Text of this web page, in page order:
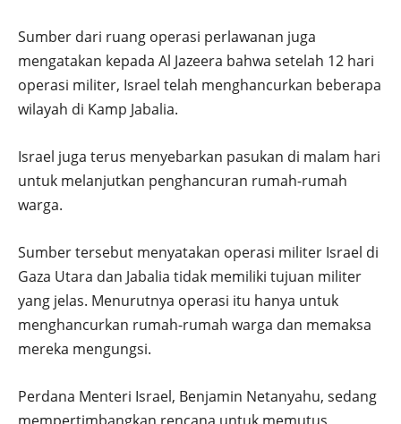
Sumber dari ruang operasi perlawanan juga
mengatakan kepada Al Jazeera bahwa setelah 12 hari
operasi militer, Israel telah menghancurkan beberapa
wilayah di Kamp Jabalia.
Israel juga terus menyebarkan pasukan di malam hari
untuk melanjutkan penghancuran rumah-rumah
warga.
Sumber tersebut menyatakan operasi militer Israel di
Gaza Utara dan Jabalia tidak memiliki tujuan militer
yang jelas. Menurutnya operasi itu hanya untuk
menghancurkan rumah-rumah warga dan memaksa
mereka mengungsi.
Perdana Menteri Israel, Benjamin Netanyahu, sedang